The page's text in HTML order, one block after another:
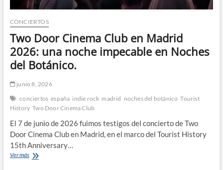
CONCIERTOS
Two Door Cinema Club en Madrid
2026: una noche impecable en Noches
del Botánico.
junio 8, 2026
conciertos españa indie rock madrid noches del botánico Tourist
History Two Door Cinema Club
El 7 de junio de 2026 fuimos testigos del concierto de Two
Door Cinema Club en Madrid, en el marco del Tourist History
15th Anniversary…
Ver másTwo